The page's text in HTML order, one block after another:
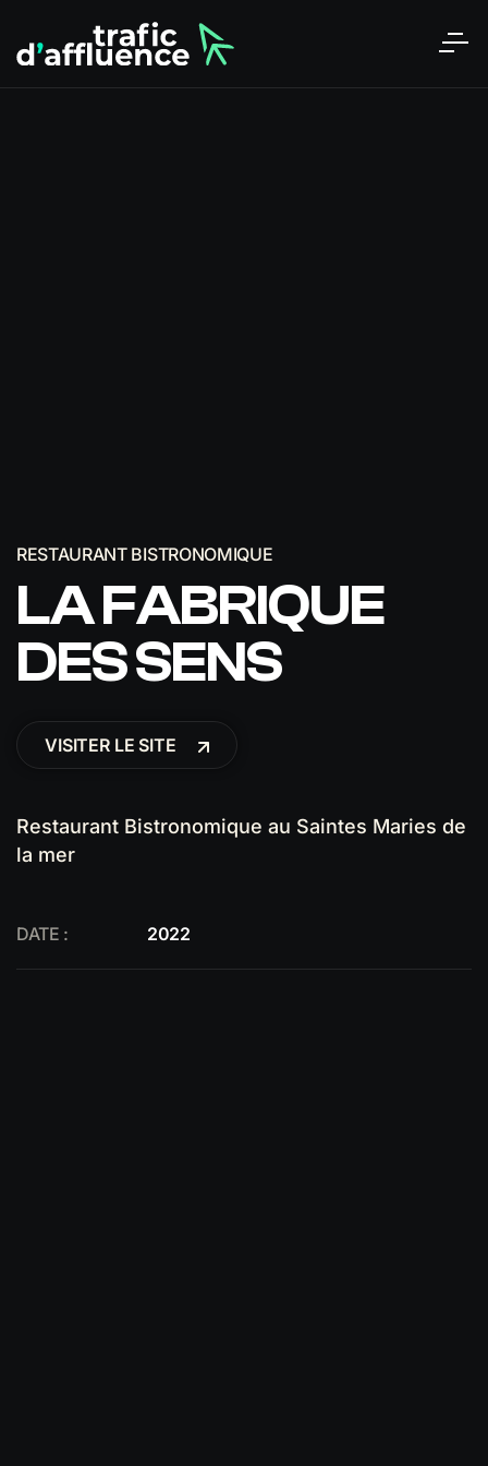
RESTAURANT BISTRONOMIQUE
LA FABRIQUE
DES SENS
VISITER LE SITE
Restaurant Bistronomique au Saintes Maries de
la mer
DATE : 2022